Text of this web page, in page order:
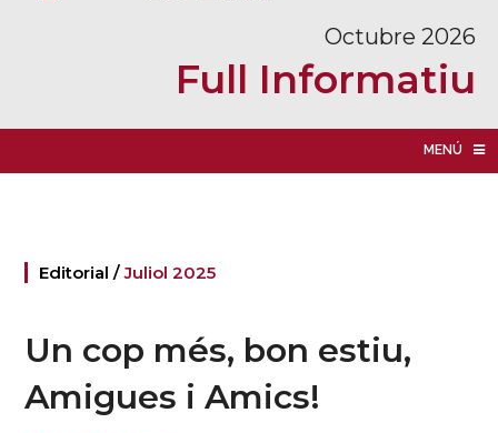
Octubre 2026
Full Informatiu
MENÚ
Editorial /Juliol 2025
Un cop més, bon estiu,
Amigues i Amics!